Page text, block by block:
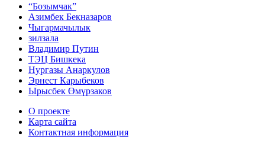
“Бозымчак”
Азимбек Бекназаров
Чыгармачылык
зилзала
Владимир Путин
ТЭЦ Бишкека
Нургазы Анаркулов
Эрнест Карыбеков
Ырысбек Өмүрзаков
О проекте
Карта сайта
Контактная информация